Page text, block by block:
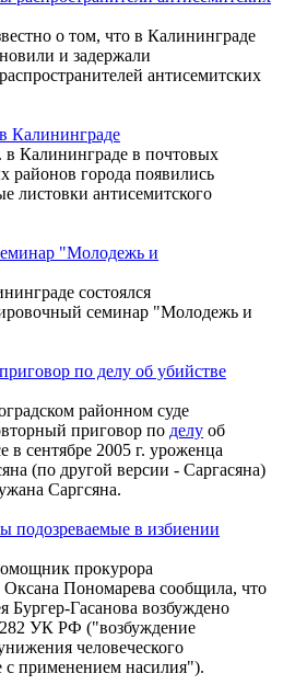
о том, что в Калининграде
и задержали
антисемитских
Калининграде
в Калининграде в почтовых
районов города появились
листовки антисемитского
"Молодежь и
состоялся
семинар "Молодежь и
по делу об убийстве
районном суде
приговор по делу об
в сентябре 2005 г. уроженца
(по другой версии - Саргасяна)
Саргсяна.
подозреваемые в избиении
прокурора
Пономарева сообщила, что
Бургер-Гасанова возбуждено
282 УК РФ ("возбуждение
человеческого
с применением насилия").